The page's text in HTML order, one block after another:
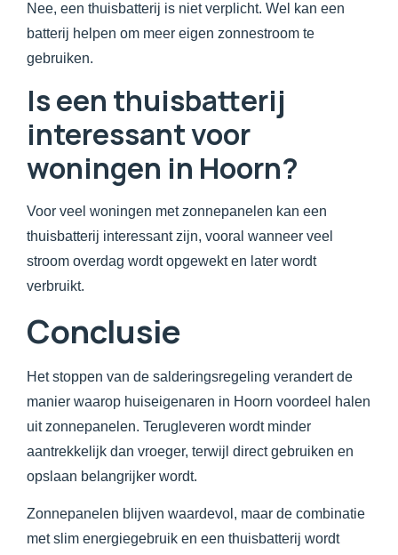
Nee, een thuisbatterij is niet verplicht. Wel kan een
batterij helpen om meer eigen zonnestroom te
gebruiken.
Is een thuisbatterij
interessant voor
woningen in Hoorn?
Voor veel woningen met zonnepanelen kan een
thuisbatterij interessant zijn, vooral wanneer veel
stroom overdag wordt opgewekt en later wordt
verbruikt.
Conclusie
Het stoppen van de salderingsregeling verandert de
manier waarop huiseigenaren in Hoorn voordeel halen
uit zonnepanelen. Terugleveren wordt minder
aantrekkelijk dan vroeger, terwijl direct gebruiken en
opslaan belangrijker wordt.
Zonnepanelen blijven waardevol, maar de combinatie
met slim energiegebruik en een thuisbatterij wordt